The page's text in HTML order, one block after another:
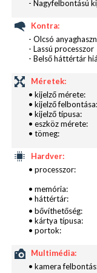
A hátlap alatt
SIM és a
akkumulátor is,
fóliaantenna
A dobozban
a hálózati töltő
megvan a
adatkábel is, egy
kényelmetlen
(köztük magyar
mellyel – a
leolvasható
lehetünk. Ez
- Nagyfelbontású
Kontra:
- Olcsó
- Lassú processzor
- Belső háttértár
Méretek:
• kijelző mérete:
• kijelző felbontása:
• kijelző típusa:
• eszköz mérete:
• tömeg:
Hardver:
• processzor:
• memória:
• háttértár:
• bővíthetőség:
• kártya típusa:
• portok:
Multimédia:
• kamera